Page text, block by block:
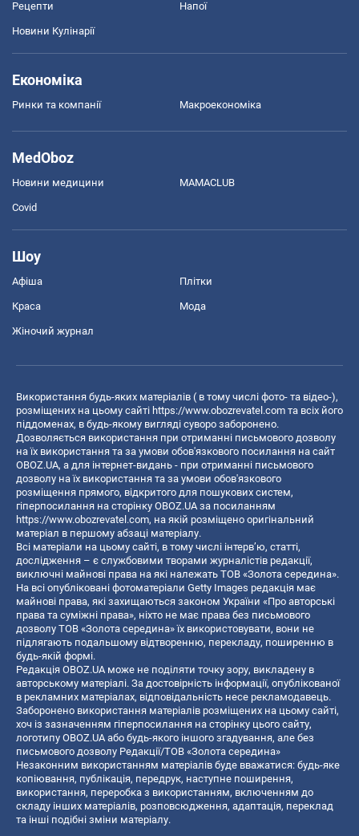
Рецепти Напої
Новини Кулінарії
Економіка
Ринки та компанії Макроекономіка
MedOboz
Новини медицини MAMACLUB
Covid
Шоу
Афіша Плітки
Краса Мода
Жіночий журнал
Використання будь-яких матеріалів ( в тому числі фото- та відео-),
розміщених на цьому сайті https://www.obozrevatel.com та всіх його
піддоменах, в будь-якому вигляді суворо заборонено.
Дозволяється використання при отриманні письмового дозволу
на їх використання та за умови обов'язкового посилання на сайт
OBOZ.UA, а для інтернет-видань - при отриманні письмового
дозволу на їх використання та за умови обов'язкового
розміщення прямого, відкритого для пошукових систем,
гіперпосилання на сторінку OBOZ.UA за посиланням
https://www.obozrevatel.com, на якій розміщено оригінальний
матеріал в першому абзаці матеріалу.
Всі матеріали на цьому сайті, в тому числі інтерв’ю, статті,
дослідження – є службовими творами журналістів редакції,
виключні майнові права на які належать ТОВ «Золота середина».
На всі опубліковані фотоматеріали Getty Images редакція має
майнові права, які захищаються законом України «Про авторські
права та суміжні права», ніхто не має права без письмового
дозволу ТОВ «Золота середина» їх використовувати, вони не
підлягають подальшому відтворенню, перекладу, поширенню в
будь-якій формі.
Редакція OBOZ.UA може не поділяти точку зору, викладену в
авторському матеріалі. За достовірність інформації, опублікованої
в рекламних матеріалах, відповідальність несе рекламодавець.
Заборонено використання матеріалів розміщених на цьому сайті,
хоч із зазначенням гіперпосилання на сторінку цього сайту,
логотипу OBOZ.UA або будь-якого іншого згадування, але без
письмового дозволу Редакції/ТОВ «Золота середина»
Незаконним використанням матеріалів буде вважатися: будь-яке
копiювання, публiкацiя, передрук, наступне поширення,
використання, переробка з використанням, включенням до
складу інших матеріалів, розповсюдження, адаптація, переклад
та інші подібні зміни матеріалу.